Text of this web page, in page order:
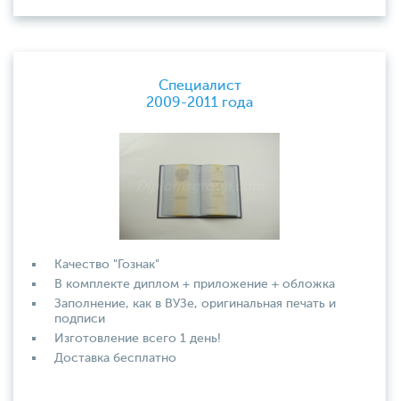
Специалист
2009-2011 года
Качество "Гознак"
В комплекте диплом + приложение + обложка
Заполнение, как в ВУЗе, оригинальная печать и
подписи
Изготовление всего 1 день!
Доставка бесплатно